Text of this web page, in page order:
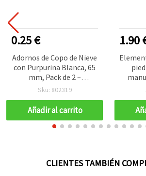
0.25 €
Adornos de Copo de Nieve
con Purpurina Blanca, 65
mm, Pack de 2 –
Decoración Navideña para
Apliques DIY de
Manualidades,
Scrapbooking y Coronas
Sku: 802319
Añadir al carrito
1.90
CLIENTES TAMBIÉN